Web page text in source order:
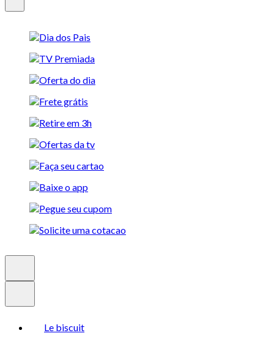
Le biscuit